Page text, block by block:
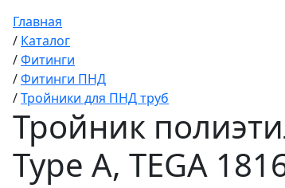
Главная
/ Каталог
/Фитинги
/Фитинги ПНД
/Тройники для ПНД труб
Тройник
Type A, TEGA